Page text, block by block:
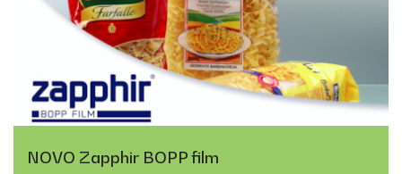
NOVO Zapphir BOPP film